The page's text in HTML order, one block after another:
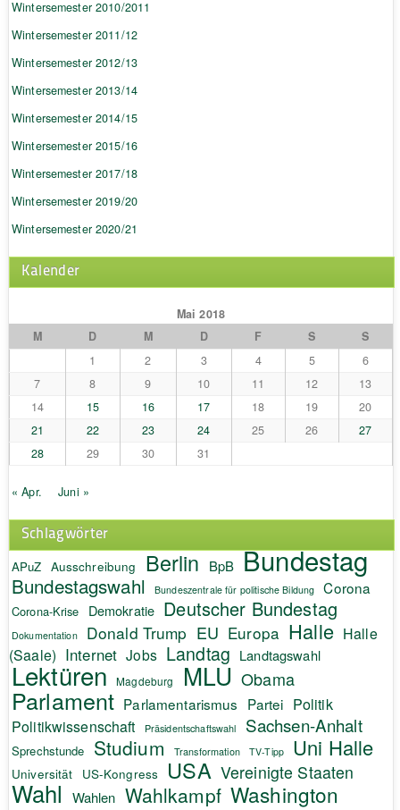
Wintersemester 2010/2011
Wintersemester 2011/12
Wintersemester 2012/13
Wintersemester 2013/14
Wintersemester 2014/15
Wintersemester 2015/16
Wintersemester 2017/18
Wintersemester 2019/20
Wintersemester 2020/21
Kalender
Mai 2018
M
D M D F S
S
1
2 3 4 5
6
7
8 9 10 11 12
13
14
15 16 17 18 19
20
21
22 23 24 25 26
27
28
29 30 31
« Apr. Juni »
Schlagwörter
APuZ Ausschreibung Berlin BpB Bundestag
Bundestagswahl Bundeszentrale für politische Bildung Corona
Corona-Krise Demokratie Deutscher Bundestag
Dokumentation Donald Trump EU Europa Halle Halle
(Saale) Internet Jobs Landtag Landtagswahl
Lektüren Magdeburg MLU Obama
Parlament Parlamentarismus Partei Politik
Politikwissenschaft Präsidentschaftswahl Sachsen-Anhalt
Sprechstunde Studium Transformation TV-Tipp Uni Halle
Universität US-Kongress USA Vereinigte Staaten
Wahl Wahlen Wahlkampf Washington